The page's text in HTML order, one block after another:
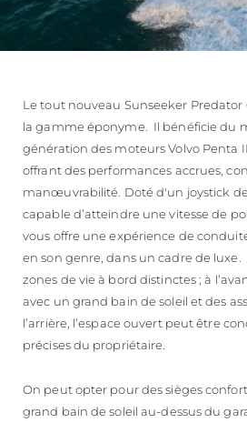
Le tout nouveau Sunseeker Predator
la gamme éponyme. Il bénéficie du
génération des moteurs Volvo Penta
offrant des performances accrues,
manœuvrabilité. Doté d'un joystick
capable d’atteindre une vitesse de
vous offre une expérience de
en son genre, dans un cadre de luxe.
zones de vie à bord distinctes ; à
avec un grand bain de soleil et des
l’arrière, l’espace ouvert peut être
précises du propriétaire.
On peut opter pour des sièges
grand bain de soleil au-dessus du